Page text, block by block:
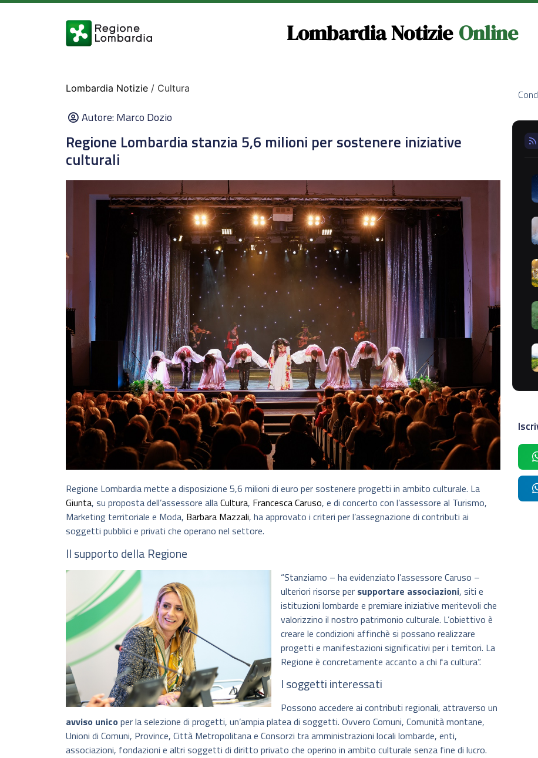
Lombardia Notizie Online
Lombardia Notizie / Cultura
Autore:Marco Dozio
Regione Lombardia stanzia 5,6 milioni per sostenere iniziative
culturali
Regione Lombardia mette a disposizione 5,6 milioni di euro per sostenere progetti in ambito culturale. La
Giunta, su proposta dell’assessore allaCultura, Francesca Caruso, e di concerto con l’assessore al Turismo,
Marketing territoriale e Moda, Barbara Mazzali, ha approvato i criteri per l’assegnazione di contributi ai
soggetti pubblici e privati che operano nel settore.
Il supporto della Regione
“Stanziamo – ha evidenziato l’assessore Caruso –
ulteriori risorse per supportare associazioni, siti e
istituzioni lombarde e premiare iniziative meritevoli che
valorizzino il nostro patrimonio culturale. L’obiettivo è
creare le condizioni affinchè si possano realizzare
progetti e manifestazioni significativi per i territori. La
Regione è concretamente accanto a chi fa cultura”.
I soggetti interessati
Possono accedere ai contributi regionali, attraverso un
avviso unico per la selezione di progetti, un’ampia platea di soggetti. Ovvero Comuni, Comunità montane,
Unioni di Comuni, Province, Città Metropolitana e Consorzi tra amministrazioni locali lombarde, enti,
associazioni, fondazioni e altri soggetti di diritto privato che operino in ambito culturale senza fine di lucro.